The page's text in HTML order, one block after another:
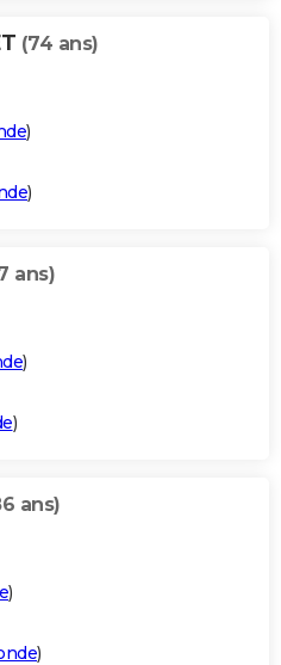
(74 ans)
)
)
ans)
)
)
ans)
)
)